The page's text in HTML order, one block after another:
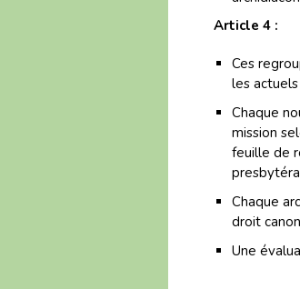
Article 4 :
Ces
les
Chaque
mission
feuille de
Chaque
droit
Une